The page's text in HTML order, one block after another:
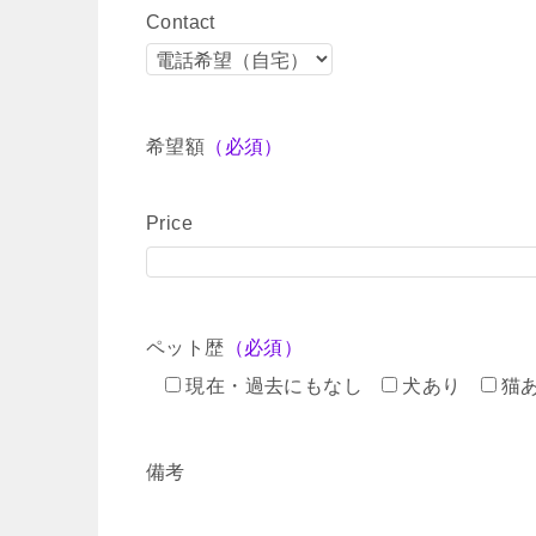
Contact
希望額 （必須）
Price
ペット歴 （必須）
現在・過去にもなし
犬あり 猫
備考